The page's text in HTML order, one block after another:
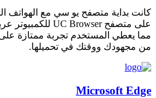
كانت بداية متصفح يو سي مع الهواتف
مما يعطي المستخدم تجربة ممتازة على
من مجهودك ووقتك في تحميلها.
Microsoft Edge